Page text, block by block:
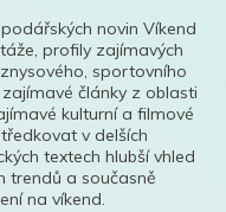
novin Víkend
profily zajímavých
sportovního
články z oblasti
kulturní a filmové
v delších
textech hlubší vhled
trendů a současně
na víkend.